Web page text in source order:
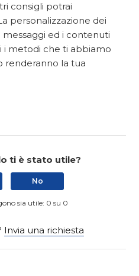
consigli potrai
personalizzazione dei
messaggi ed i contenuti
i metodi che ti abbiamo
renderanno la tua
ti è stato utile?
No
sia utile: 0 su 0
Invia una richiesta